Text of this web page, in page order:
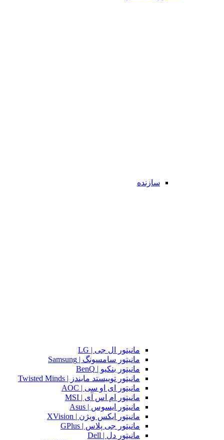
سازنده
مانیتور ال جی | LG
مانیتور سامسونگ | Samsung
مانیتور بنکیو | BenQ
مانیتور توییستد مایندز | Twisted Minds
مانیتور ای او سی | AOC
مانیتور ام اس آی | MSI
مانیتور ایسوس | Asus
مانیتور ایکس ویژن | XVision
مانیتور جی پلاس | GPlus
مانیتور دل | Dell